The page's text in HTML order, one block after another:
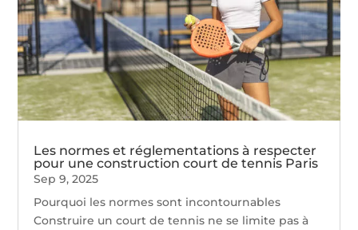
Les normes et réglementations à respecter
pour une construction court de tennis Paris
Sep 9, 2025
Pourquoi les normes sont incontournables
Construire un court de tennis ne se limite pas à